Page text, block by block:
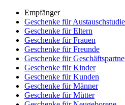
Empfänger
Geschenke für
Geschenke für Eltern
Geschenke für Frauen
Geschenke für Freunde
Geschenke für
Geschenke für Kinder
Geschenke für Kunden
Geschenke für Männer
Geschenke für Mütter